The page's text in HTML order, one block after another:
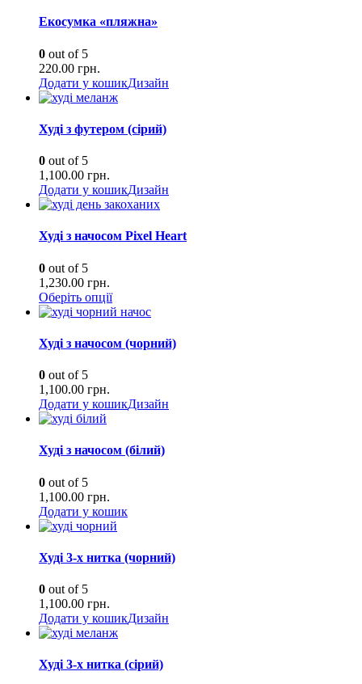
Екосумка «пляжна»
0 out of 5
220.00 грн.
Додати у кошикДизайн
Худі з футером (сірий)
0 out of 5
1,100.00 грн.
Додати у кошикДизайн
Худі з начосом Pixel Heart
0 out of 5
1,230.00 грн.
Оберіть опції
Худі з начосом (чорний)
0 out of 5
1,100.00 грн.
Додати у кошикДизайн
Худі з начосом (білий)
0 out of 5
1,100.00 грн.
Додати у кошик
Худі 3-х нитка (чорний)
0 out of 5
1,100.00 грн.
Додати у кошикДизайн
Худі 3-х нитка (сірий)